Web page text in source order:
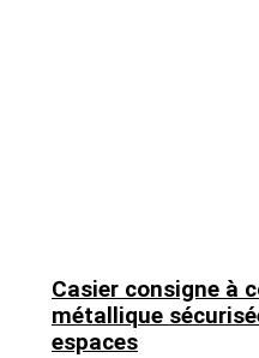
Casier consigne à
métallique
espaces